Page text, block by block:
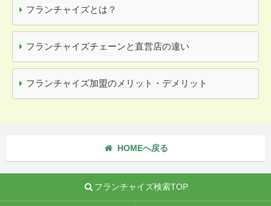
フランチャイズとは？
フランチャイズチェーンと直営店の違い
フランチャイズ加盟のメリット・デメリット
HOMEへ戻る
フランチャイズ検索TOP